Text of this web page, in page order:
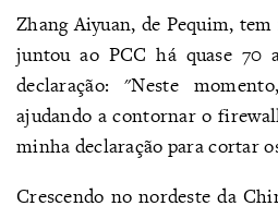
Zhang Aiyuan, de Pequim,
juntou ao PCC há quase 70
declaração: "Neste
ajudando a contornar o
minha declaração para cortar
Crescendo no nordeste da